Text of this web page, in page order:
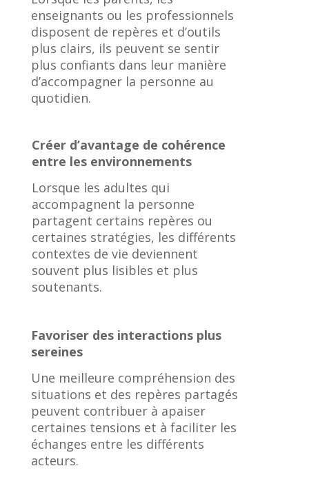
enseignants ou les professionnels
disposent de repères et d’outils
plus clairs, ils peuvent se sentir
plus confiants dans leur manière
d’accompagner la personne au
quotidien.
Créer d’avantage de cohérence
entre les environnements
Lorsque les adultes qui
accompagnent la personne
partagent certains repères ou
certaines stratégies, les différents
contextes de vie deviennent
souvent plus lisibles et plus
soutenants.
Favoriser des interactions plus
sereines
Une meilleure compréhension des
situations et des repères partagés
peuvent contribuer à apaiser
certaines tensions et à faciliter les
échanges entre les différents
acteurs.